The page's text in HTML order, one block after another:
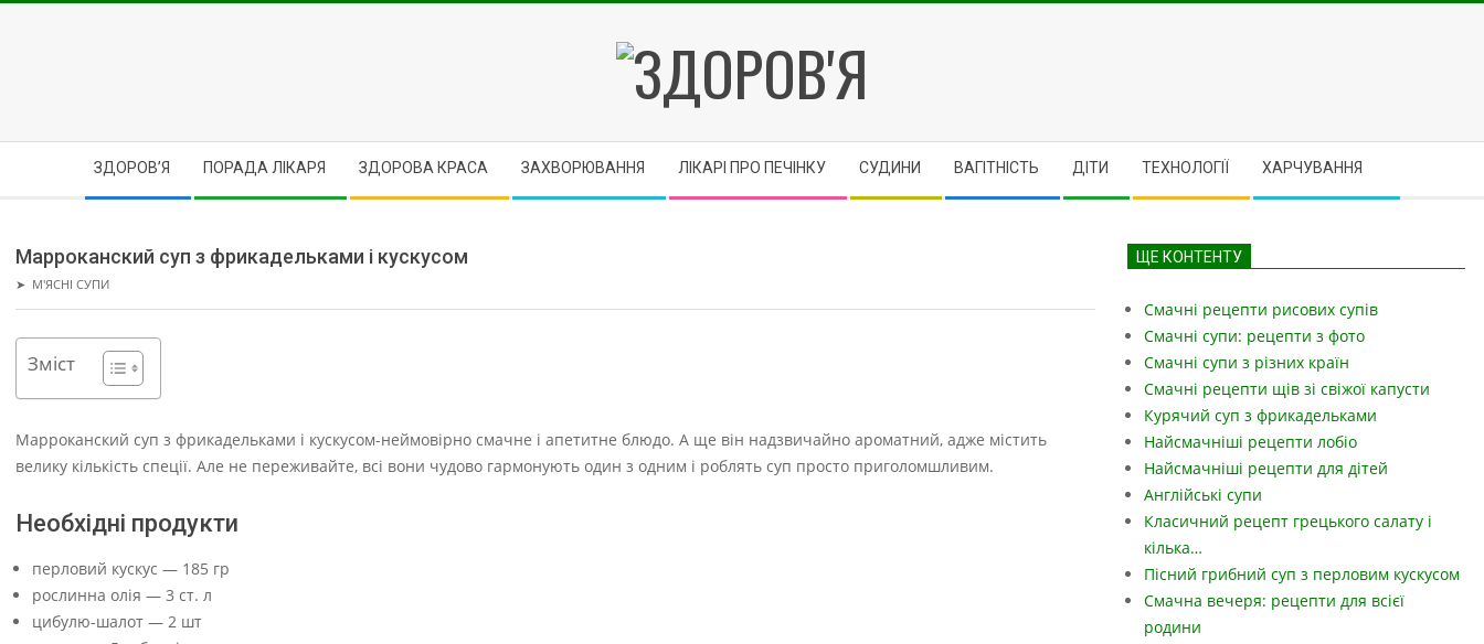
ЗДОРОВ'Я
ЗДОРОВ’Я ПОРАДА ЛІКАРЯ ЗДОРОВА КРАСА ЗАХВОРЮВАННЯ ЛІКАРІ ПРО ПЕЧІНКУ CУДИНИ ВАГІТНІСТЬ ДІТИ ТЕХНОЛОГІЇ ХАРЧУВАННЯ
Марроканский суп з фрикадельками і кускусом
➤ М'ЯСНІ СУПИ
Зміст
Марроканский суп з фрикадельками і кускусом-неймовірно смачне і апетитне блюдо. А ще він надзвичайно ароматний, адже містить
велику кількість спеції. Але не переживайте, всі вони чудово гармонують один з одним і роблять суп просто приголомшливим.
Необхідні продукти
перловий кускус — 185 гр
рослинна олія — 3 ст. л
цибулю-шалот — 2 шт
ЩЕ КОНТЕНТУ
Смачні рецепти рисових супів
Смачні супи: рецепти з фото
Смачні супи з різних країн
Смачні рецепти щів зі свіжої капусти
Курячий суп з фрикадельками
Найсмачніші рецепти лобіо
Найсмачніші рецепти для дітей
Англійські супи
Класичний рецепт грецького салату і
кілька…
Пісний грибний суп з перловим кускусом
Смачна вечеря: рецепти для всієї
родини